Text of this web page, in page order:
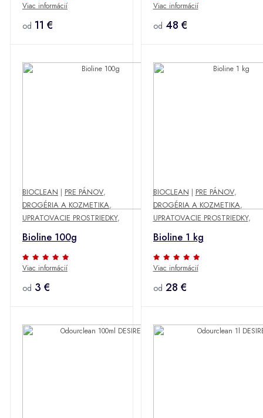
Viac informácií
od 11 €
Viac informácií
od 48 €
BIOCLEAN | PRE PÁNOV,
DROGÉRIA A KOZMETIKA,
UPRATOVACIE PROSTRIEDKY,
Bioline 100g
Viac informácií
od 3 €
BIOCLEAN | PRE PÁNOV,
DROGÉRIA A KOZMETIKA,
UPRATOVACIE PROSTRIEDKY,
Bioline 1 kg
Viac informácií
od 28 €